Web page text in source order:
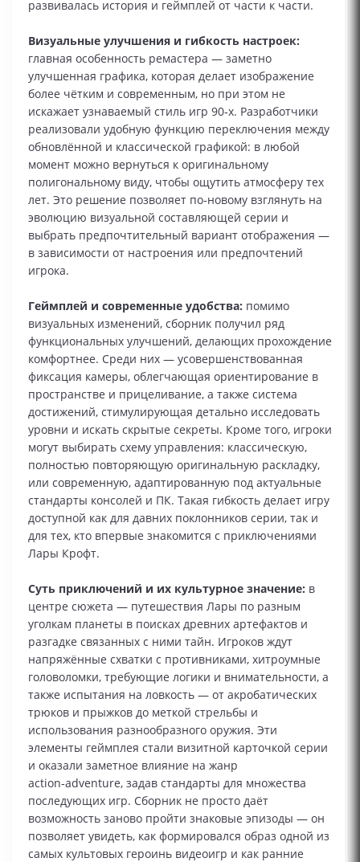
развивалась история и геймплей от части к части.
Визуальные улучшения и гибкость настроек:
главная особенность ремастера — заметно
улучшенная графика, которая делает изображение
более чётким и современным, но при этом не
искажает узнаваемый стиль игр 90‑х. Разработчики
реализовали удобную функцию переключения между
обновлённой и классической графикой: в любой
момент можно вернуться к оригинальному
полигональному виду, чтобы ощутить атмосферу тех
лет. Это решение позволяет по‑новому взглянуть на
эволюцию визуальной составляющей серии и
выбрать предпочтительный вариант отображения —
в зависимости от настроения или предпочтений
игрока.
Геймплей и современные удобства: помимо
визуальных изменений, сборник получил ряд
функциональных улучшений, делающих прохождение
комфортнее. Среди них — усовершенствованная
фиксация камеры, облегчающая ориентирование в
пространстве и прицеливание, а также система
достижений, стимулирующая детально исследовать
уровни и искать скрытые секреты. Кроме того, игроки
могут выбирать схему управления: классическую,
полностью повторяющую оригинальную раскладку,
или современную, адаптированную под актуальные
стандарты консолей и ПК. Такая гибкость делает игру
доступной как для давних поклонников серии, так и
для тех, кто впервые знакомится с приключениями
Лары Крофт.
Суть приключений и их культурное значение: в
центре сюжета — путешествия Лары по разным
уголкам планеты в поисках древних артефактов и
разгадке связанных с ними тайн. Игроков ждут
напряжённые схватки с противниками, хитроумные
головоломки, требующие логики и внимательности, а
также испытания на ловкость — от акробатических
трюков и прыжков до меткой стрельбы и
использования разнообразного оружия. Эти
элементы геймплея стали визитной карточкой серии
и оказали заметное влияние на жанр
action‑adventure, задав стандарты для множества
последующих игр. Сборник не просто даёт
возможность заново пройти знаковые эпизоды — он
позволяет увидеть, как формировался образ одной из
самых культовых героинь видеоигр и как ранние